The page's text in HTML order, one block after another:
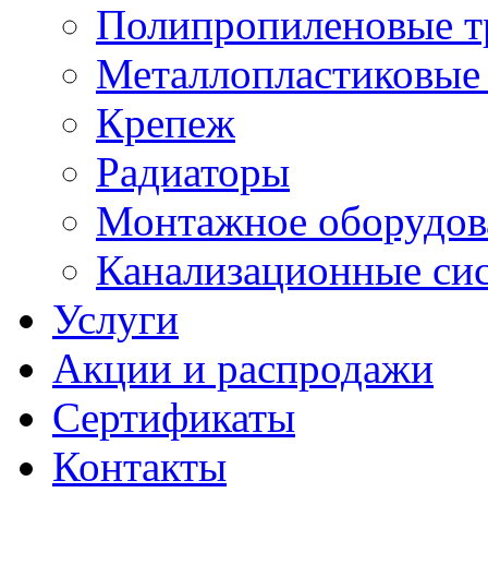
Полипропиленовые
Крепеж
Радиаторы
Монтажное
Канализационные
Услуги
Акции и распродажи
Сертификаты
Контакты